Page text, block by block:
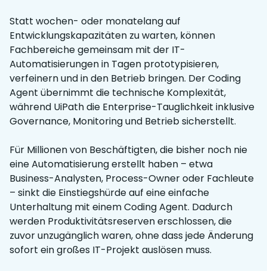
Statt wochen- oder monatelang auf
Entwicklungskapazitäten zu warten, können
Fachbereiche gemeinsam mit der IT-
Automatisierungen in Tagen prototypisieren,
verfeinern und in den Betrieb bringen. Der Coding
Agent übernimmt die technische Komplexität,
während UiPath die Enterprise-Tauglichkeit inklusive
Governance, Monitoring und Betrieb sicherstellt.
Für Millionen von Beschäftigten, die bisher noch nie
eine Automatisierung erstellt haben – etwa
Business-Analysten, Process-Owner oder Fachleute
– sinkt die Einstiegshürde auf eine einfache
Unterhaltung mit einem Coding Agent. Dadurch
werden Produktivitätsreserven erschlossen, die
zuvor unzugänglich waren, ohne dass jede Änderung
sofort ein großes IT-Projekt auslösen muss.